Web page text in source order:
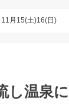
月15(土)16(日)
温泉に